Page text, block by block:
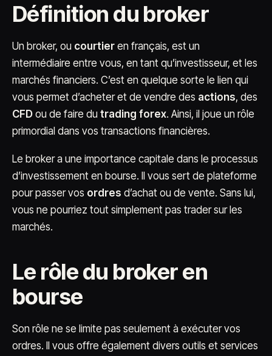
Définition du broker
Un broker, ou courtier en français, est un
intermédiaire entre vous, en tant qu’investisseur, et les
marchés financiers. C’est en quelque sorte le lien qui
vous permet d’acheter et de vendre des actions, des
CFD ou de faire du trading forex. Ainsi, il joue un rôle
primordial dans vos transactions financières.
Le broker a une importance capitale dans le processus
d’investissement en bourse. Il vous sert de plateforme
pour passer vos ordres d’achat ou de vente. Sans lui,
vous ne pourriez tout simplement pas trader sur les
marchés.
Le rôle du broker en
bourse
Son rôle ne se limite pas seulement à exécuter vos
ordres. Il vous offre également divers outils et services